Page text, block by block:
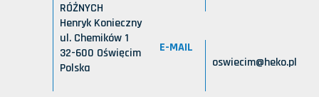
RÓŻNYCH
Henryk Konieczny
ul. Chemików 1
32-600 Oświęcim
Polska
E-MAIL
oswiecim@heko.pl